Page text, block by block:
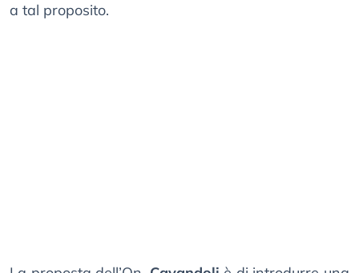
a tal proposito.